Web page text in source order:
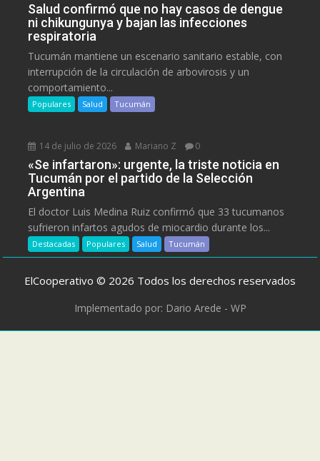
Salud confirmó que no hay casos de dengue
ni chikungunya y bajan las infecciones
respiratoria
Tucumán mantiene un escenario sanitario estable, con
interrupción de la circulación de arbovirosis y un
comportamiento...
Populares Salud Tucumán
14 de julio de 2026 Mariano Z 0
«Se infartaron»: urgente, la triste noticia en
Tucumán por el partido de la Selección
Argentina
El doctor Luis Medina Ruiz confirmó que 33 tucumanos
sufrieron infartos agudos de miocardio durante los...
Destacadas Populares Salud Tucumán
ElCooperativo © 2026 Todos los derechos reservados